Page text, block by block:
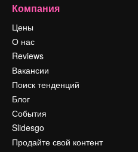
Компания
Цены
О нас
Reviews
Вакансии
Поиск тенденций
Блог
События
Slidesgo
Продайте свой контент